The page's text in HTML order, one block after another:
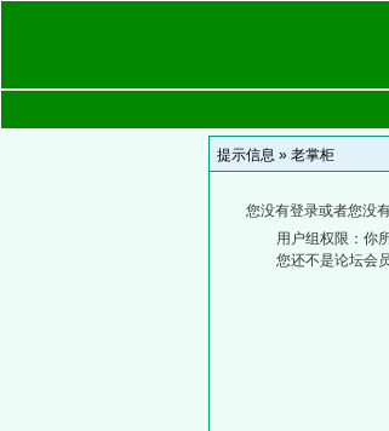
提示信息 » 老掌柜
您没有登录或者您没
用户组权限：你
您还不是论坛会